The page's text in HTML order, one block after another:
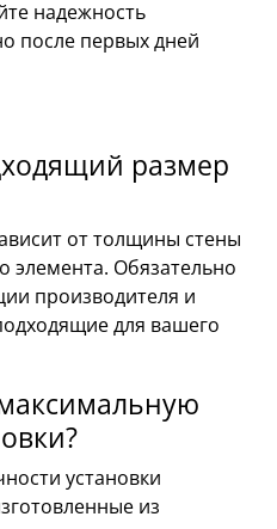
надежность
после первых дней
размер
от толщины стены
элемента. Обязательно
производителя и
для вашего
установки
из